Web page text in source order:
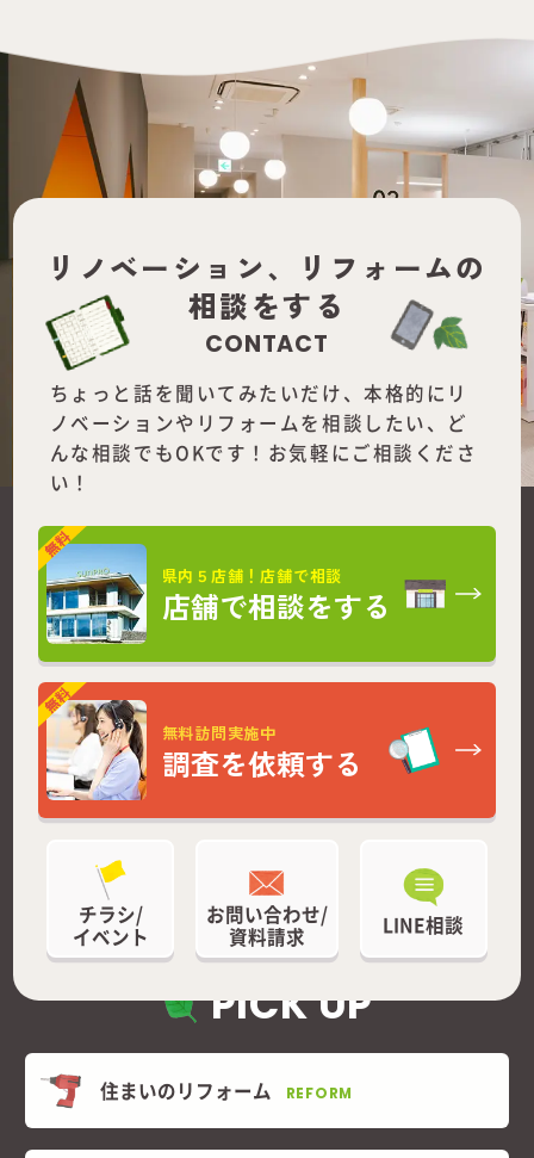
リノベーション、
リフォームの
相談をする
CONTACT
ちょっと話を聞いてみたいだけ、本格的にリ
ノベーションやリフォームを相談したい、ど
んな相談でもOKです！お気軽にご相談くださ
い！
県内５店舗！店舗で相談
店舗で相談をする
無料訪問実施中
調査を依頼する
チラシ/
イベント
お問い合わせ/
資料請求
LINE相談
PICK UP
住まいのリフォーム REFORM